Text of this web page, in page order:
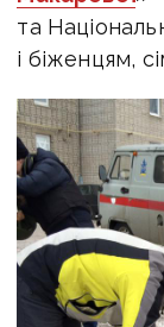
та
і біженцям,